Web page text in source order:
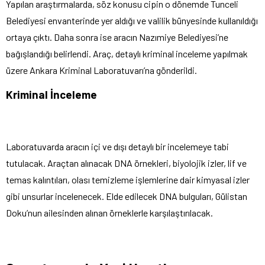
Yapılan araştırmalarda, söz konusu cipin o dönemde Tunceli
Belediyesi envanterinde yer aldığı ve valilik bünyesinde kullanıldığı
ortaya çıktı. Daha sonra ise aracın Nazımiye Belediyesi’ne
bağışlandığı belirlendi. Araç, detaylı kriminal inceleme yapılmak
üzere Ankara Kriminal Laboratuvarı’na gönderildi.
Kriminal İnceleme
Laboratuvarda aracın içi ve dışı detaylı bir incelemeye tabi
tutulacak. Araçtan alınacak DNA örnekleri, biyolojik izler, lif ve
temas kalıntıları, olası temizleme işlemlerine dair kimyasal izler
gibi unsurlar incelenecek. Elde edilecek DNA bulguları, Gülistan
Doku’nun ailesinden alınan örneklerle karşılaştırılacak.